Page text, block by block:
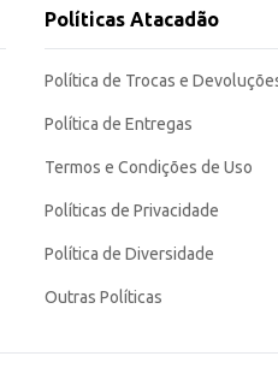
Políticas Atacadão
Política de Trocas e
Política de Entregas
Termos e Condições de Uso
Políticas de Privacidade
Política de Diversidade
Outras Políticas